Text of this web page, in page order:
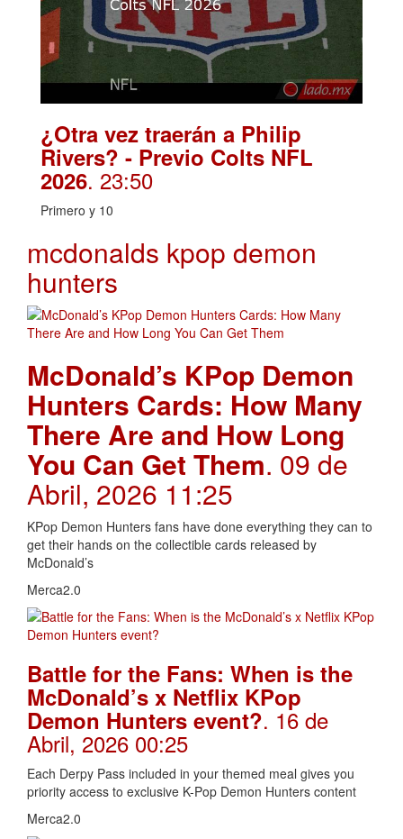
¿Otra vez traerán a Philip
Rivers? - Previo Colts NFL
2026. 23:50
Primero y 10
mcdonalds kpop demon
hunters
McDonald’s KPop Demon
Hunters Cards: How Many
There Are and How Long
You Can Get Them. 09 de
Abril, 2026 11:25
KPop Demon Hunters fans have done everything they can to
get their hands on the collectible cards released by
McDonald’s
Merca2.0
Battle for the Fans: When is the
McDonald’s x Netflix KPop
Demon Hunters event?. 16 de
Abril, 2026 00:25
Each Derpy Pass included in your themed meal gives you
priority access to exclusive K-Pop Demon Hunters content
Merca2.0